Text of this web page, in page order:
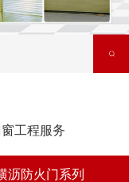
工程服务
沥防火门系列